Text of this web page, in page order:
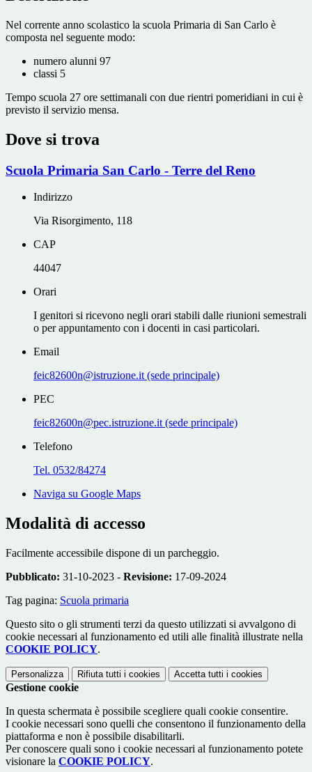
Nel corrente anno scolastico la scuola Primaria di San Carlo è
composta nel seguente modo:
numero alunni 97
classi 5
Tempo scuola 27 ore settimanali con due rientri pomeridiani in cui è
previsto il servizio mensa.
Dove si trova
Scuola Primaria San Carlo - Terre del Reno
Indirizzo
Via Risorgimento, 118
CAP
44047
Orari
I genitori si ricevono negli orari stabili dalle riunioni semestrali
o per appuntamento con i docenti in casi particolari.
Email
feic82600n@istruzione.it (sede principale)
PEC
feic82600n@pec.istruzione.it (sede principale)
Telefono
Tel. 0532/84274
Naviga su Google Maps
Modalità di accesso
Facilmente accessibile dispone di un parcheggio.
Pubblicato: 31-10-2023 - Revisione: 17-09-2024
Tag pagina: Scuola primaria
Questo sito o gli strumenti terzi da questo utilizzati si avvalgono di
cookie necessari al funzionamento ed utili alle finalità illustrate nella
COOKIE POLICY.
Personalizza Rifiuta tutti i cookies Accetta tutti i cookies
Gestione cookie
In questa schermata è possibile scegliere quali cookie consentire.
I cookie necessari sono quelli che consentono il funzionamento della
piattaforma e non è possibile disabilitarli.
Per conoscere quali sono i cookie necessari al funzionamento potete
visionare la COOKIE POLICY.